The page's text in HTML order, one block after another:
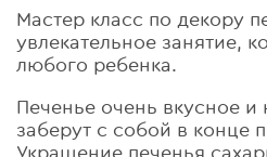
Мастер класс по декору
увлекательное занятие,
любого ребенка.
Печенье очень вкусное и
заберут с собой в конце
Украшение печенья